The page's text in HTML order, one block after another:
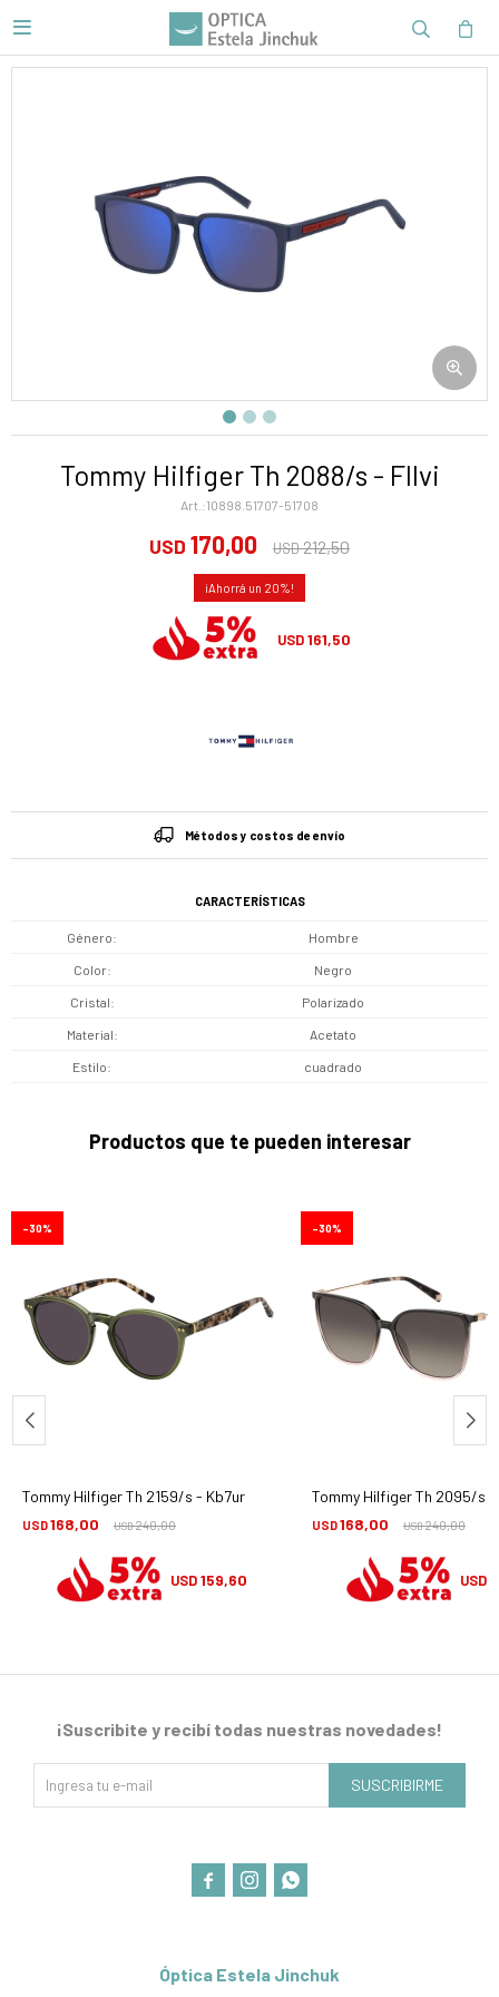

Tommy Hilfiger Th 2088/s - Fllvi
10898.51707-51708
USD 170,00 USD212,50
20
USD 161,50
Métodos y costos de envío
CARACTERÍSTICAS
Género Hombre
Color Negro
Cristal Polarizado
Material Acetato
Estilo cuadrado
Productos que te pueden interesar
Tommy Hilfiger Th 2159/s - Kb7ur
USD168,00 USD240,00
30
USD159,60
Tommy Hilfiger Th 2095/s -
USD168,00 USD240,00
30
USD
Óptica Estela Jinchuk
¡Suscribite y recibí todas nuestras novedades!
SUSCRIBIRME
  